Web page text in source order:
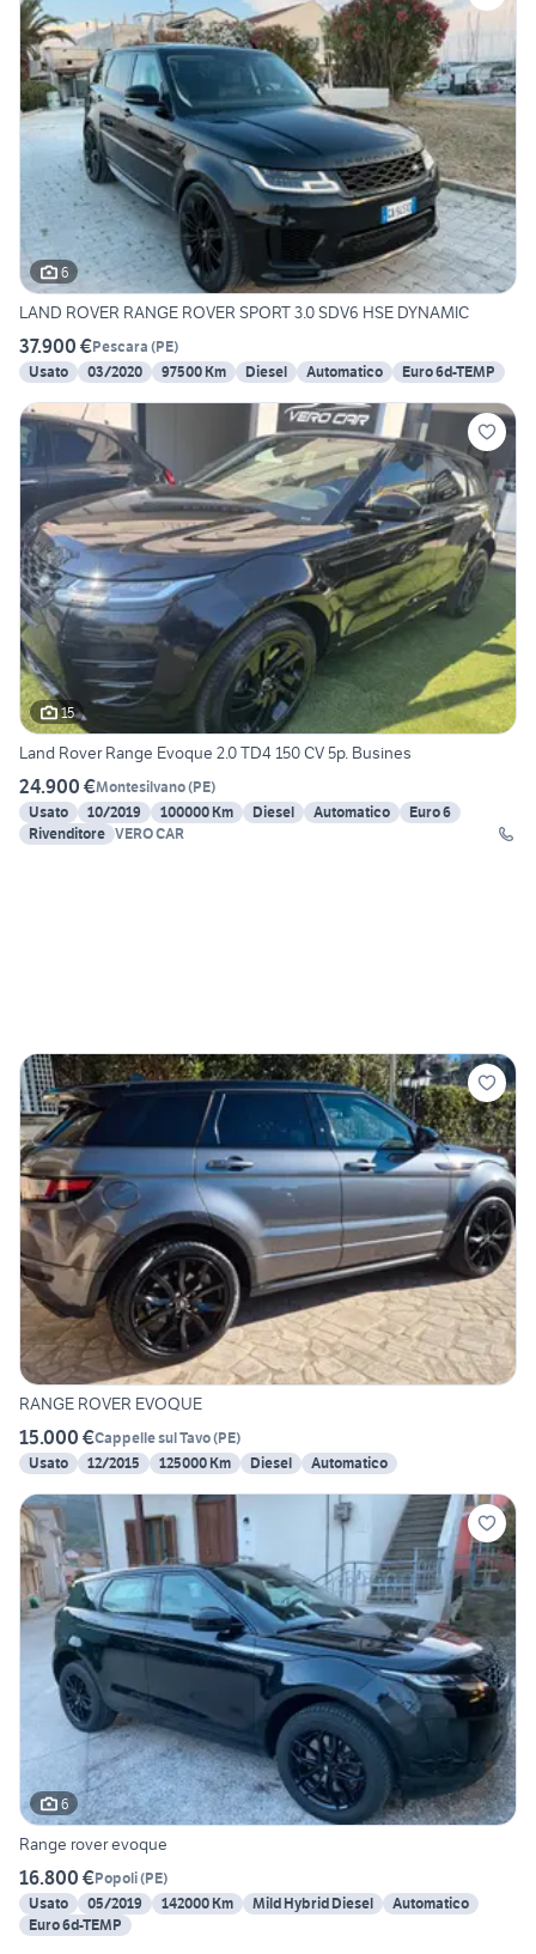
6
LAND ROVER RANGE ROVER SPORT 3.0 SDV6 HSE DYNAMIC
37.900 €Pescara (PE)
Usato
03/2020 97500 Km Diesel Automatico Euro 6d-TEMP
15
Land Rover Range Evoque 2.0 TD4 150 CV 5p. Busines
24.900 €Montesilvano(PE)
Usato
10/2019 100000 Km Diesel Automatico
Euro 6
Rivenditore VERO CAR
RANGE ROVER EVOQUE
15.000 €Cappelle sul Tavo(PE)
Usato
12/2015 125000 Km Diesel Automatico
6
Range rover evoque
16.800 €Popoli(PE)
Usato
05/2019 142000 Km Mild Hybrid Diesel
Automatico
Euro 6d-TEMP